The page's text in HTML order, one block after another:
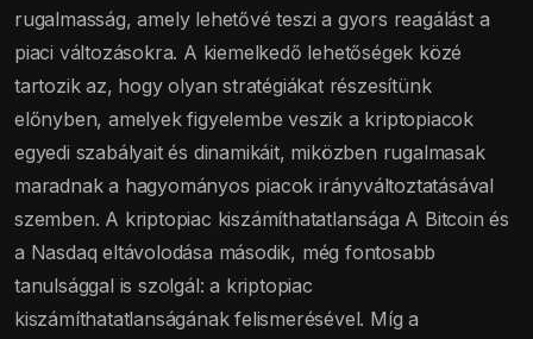
rugalmasság, amely lehetővé teszi a gyors reagálást a
piaci változásokra. A kiemelkedő lehetőségek közé
tartozik az, hogy olyan stratégiákat részesítünk
előnyben, amelyek figyelembe veszik a kriptopiacok
egyedi szabályait és dinamikáit, miközben rugalmasak
maradnak a hagyományos piacok irányváltoztatásával
szemben. A kriptopiac kiszámíthatatlansága A Bitcoin és
a Nasdaq eltávolodása második, még fontosabb
tanulsággal is szolgál: a kriptopiac
kiszámíthatatlanságának felismerésével. Míg a